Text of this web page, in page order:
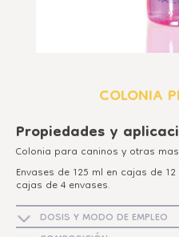
COLONIA
Propiedades y
Colonia para caninos y otras
Envases de 125 ml en cajas de
cajas de 4 envases.
DOSIS Y MODO DE EMPLEO